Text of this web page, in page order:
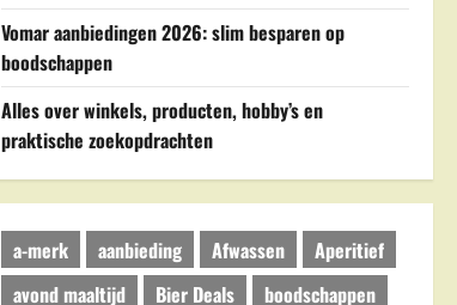
Vomar aanbiedingen 2026: slim besparen op
boodschappen
Alles over winkels, producten, hobby’s en
praktische zoekopdrachten
a-merk aanbieding Afwassen
Aperitief
avond maaltijd
Bier Deals boodschappen